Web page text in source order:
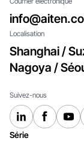
Localisation
Shanghai /
Nagoya /
Suivez-nous
Série